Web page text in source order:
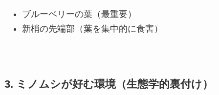
ブルーベリーの葉（最重要）
新梢の先端部（葉を集中的に食害）
3. ミノムシが好む環境（生態学的裏付け）